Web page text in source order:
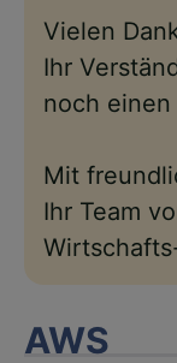
Vielen
Ihr
noch einen
Mit
Ihr Team
AWS